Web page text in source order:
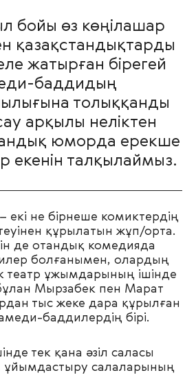
бойы өз көңілашар
қазақстандықтарды
жатырған бірегей
баддидың
толыққанды
арқылы неліктен
юморда ерекше
екенін талқылаймыз.
– екі не бірнеше комиктердің
құрылатын жұп/орта.
де отандық комедияда
болғанымен, олардың
театр ұжымдарының ішінде
Мырзабек пен Марат
тыс жеке дара құрылған
баддилердің бірі.
тек қана әзіл саласы
ұйымдастыру салаларының